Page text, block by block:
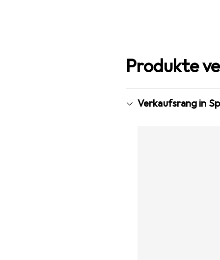
Produkte
Verkaufsrang in